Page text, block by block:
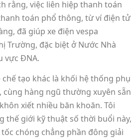
rằng, việc liên hiệp thanh toán
toán phổ thông, từ ví điện tử
đã giúp xe điện vespa
Trường, đặc biệt ở Nước Nhà
vực ĐNA.
tạo khác là khối hệ thống phụ
cùng hàng ngũ thường xuyên sẵn
xiết nhiều băn khoăn. Tôi
thế giới kỹ thuật số thời buổi này,
chóng chẳng phần đông giải